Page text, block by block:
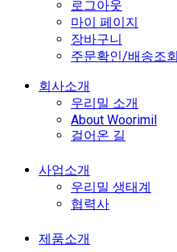
로그아웃
마이 페이지
장바구니
주문확인/배송조회
회사소개
우리밀 소개
About Woorimil
걸어온 길
사업소개
우리밀 생태계
협력사
제품소개